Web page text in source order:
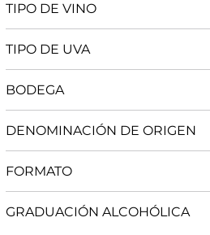
TIPO DE VINO
TIPO DE UVA
BODEGA
DENOMINACIÓN DE ORIGEN
FORMATO
GRADUACIÓN ALCOHÓLICA